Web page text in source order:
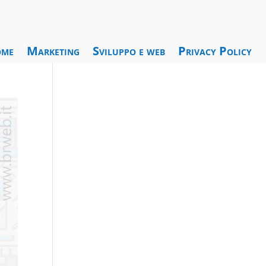
Marketing Sviluppo e web Privacy Policy